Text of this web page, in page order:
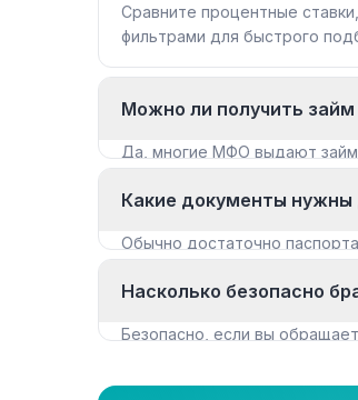
Сравните процентные
фильтрами для быстрого
Можно ли получить
Да, многие МФО выдают
Какие документы нужны
Обычно достаточно
Насколько безопасно
Безопасно, если вы